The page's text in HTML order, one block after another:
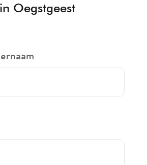
Oegstgeest